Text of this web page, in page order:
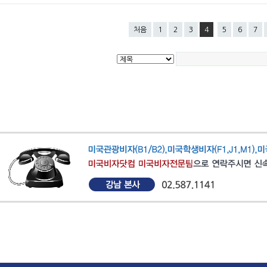
처음 1 2 3 4 5 6 7